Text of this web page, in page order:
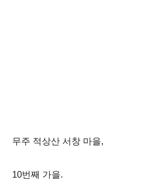
무주 적상산 서창 마을,
10번째 가을.